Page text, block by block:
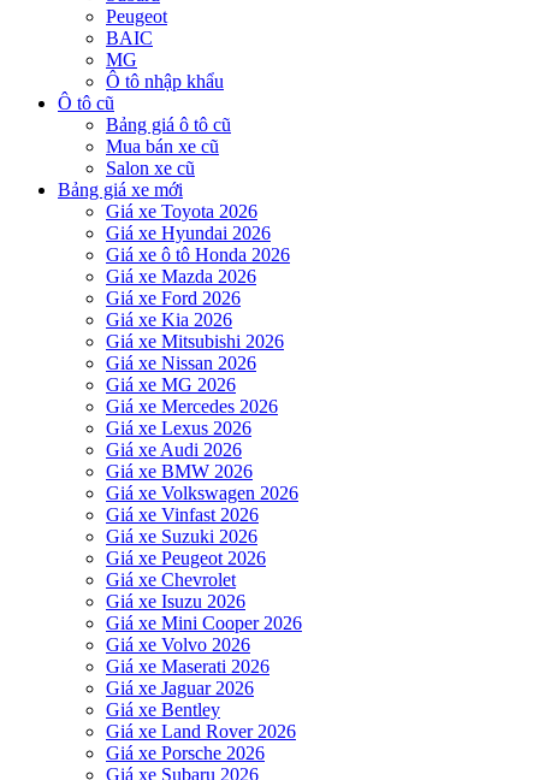
Peugeot
BAIC
MG
Ô tô nhập khẩu
Ô tô cũ
Bảng giá ô tô cũ
Mua bán xe cũ
Salon xe cũ
Bảng giá xe mới
Giá xe Toyota 2026
Giá xe Hyundai 2026
Giá xe ô tô Honda 2026
Giá xe Mazda 2026
Giá xe Ford 2026
Giá xe Kia 2026
Giá xe Mitsubishi 2026
Giá xe Nissan 2026
Giá xe MG 2026
Giá xe Mercedes 2026
Giá xe Lexus 2026
Giá xe Audi 2026
Giá xe BMW 2026
Giá xe Volkswagen 2026
Giá xe Vinfast 2026
Giá xe Suzuki 2026
Giá xe Peugeot 2026
Giá xe Chevrolet
Giá xe Isuzu 2026
Giá xe Mini Cooper 2026
Giá xe Volvo 2026
Giá xe Maserati 2026
Giá xe Jaguar 2026
Giá xe Bentley
Giá xe Land Rover 2026
Giá xe Porsche 2026
Giá xe Subaru 2026